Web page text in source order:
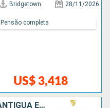
Bridgetown 28/11/2026
US$ 3,418
Pensão completa
BARBADOS, SANTA LUCIA, ANTIGUA E BARBUDA, ESTADOS UNIDOS